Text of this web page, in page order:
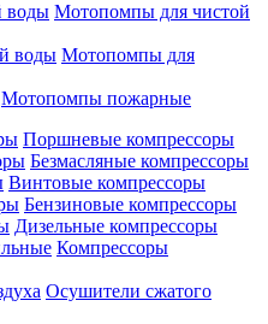
Мотопомпы для чистой
Мотопомпы для
Мотопомпы пожарные
Поршневые компрессоры
Безмасляные компрессоры
Винтовые компрессоры
Бензиновые компрессоры
Дизельные компрессоры
Компрессоры
Осушители сжатого